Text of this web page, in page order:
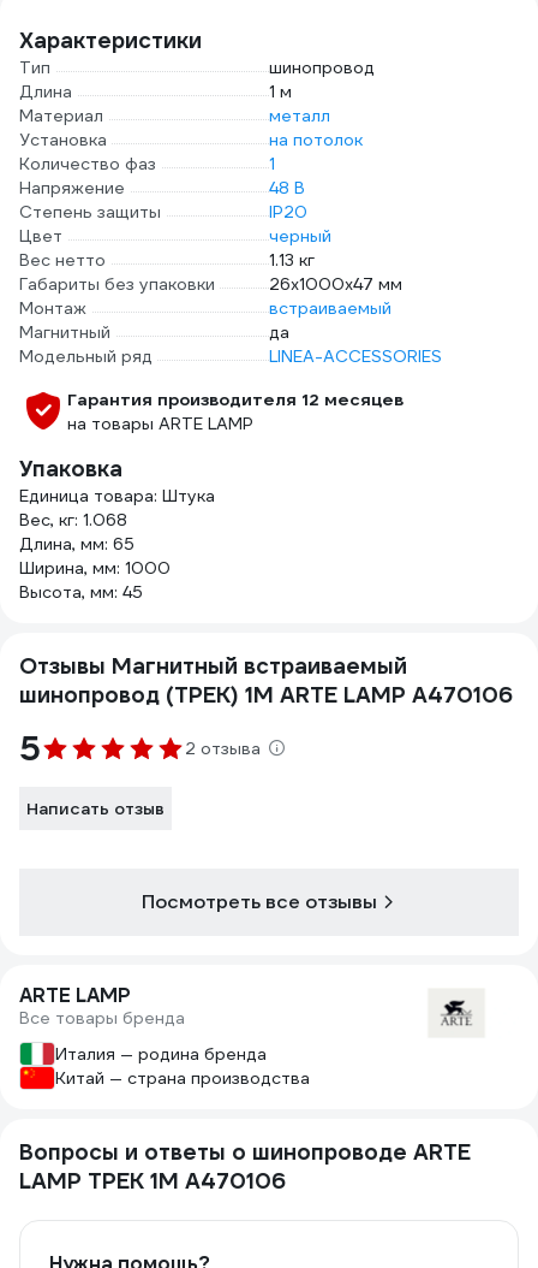
Характеристики
Тип
шинопровод
Длина
1 м
Материал
металл
Установка
на потолок
Количество фаз
1
Напряжение
48 В
Степень защиты
IP20
Цвет
черный
Вес нетто
1.13 кг
Габариты без упаковки
26х1000х47 мм
Монтаж
встраиваемый
Магнитный
да
Модельный ряд
LINEA-ACCESSORIES
Гарантия производителя 12 месяцев
на товары ARTE LAMP
Упаковка
Единица товара: Штука
Вес, кг: 1.068
Длина, мм: 65
Ширина, мм: 1000
Высота, мм: 45
Отзывы Магнитный встраиваемый
шинопровод (ТРЕК) 1М ARTE LAMP A470106
5 2 отзыва
Написать отзыв
Посмотреть все отзывы
ARTE LAMP
Все товары бренда
Италия — родина бренда
Китай — страна производства
Вопросы и ответы о шинопроводе ARTE
LAMP ТРЕК 1М A470106